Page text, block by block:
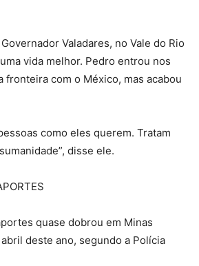
Valadares, no Vale do Rio
vida melhor. Pedro entrou nos
fronteira com o México, mas acabou
como eles querem. Tratam
disse ele.
quase dobrou em Minas
deste ano, segundo a Polícia